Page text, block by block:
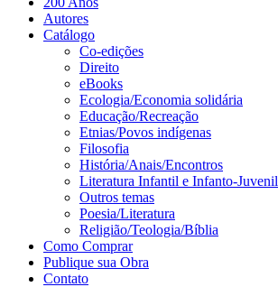
Autores
Catálogo
Co-edições
Direito
eBooks
Ecologia/Economia solidária
Educação/Recreação
Etnias/Povos indígenas
Filosofia
História/Anais/Encontros
Literatura Infantil e Infanto-Juvenil
Outros temas
Poesia/Literatura
Religião/Teologia/Bíblia
Como Comprar
Publique sua Obra
Contato